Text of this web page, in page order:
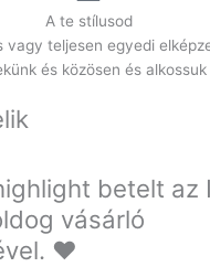
A te stílusod
vagy teljesen egyedi
és közösen és alkossuk
betelt az
vásárló
❤️